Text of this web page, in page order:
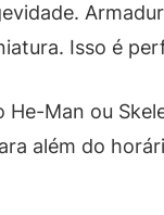
Isso é
Man ou
além do